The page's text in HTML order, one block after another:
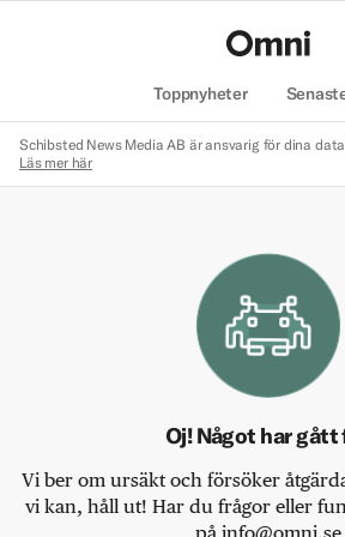
Toppnyheter
Schibsted News Media AB är ansvarig för dina
Läs mer här
Oj! Något har gått
Vi ber om ursäkt och försöker
vi kan, håll ut! Har du frågor eller